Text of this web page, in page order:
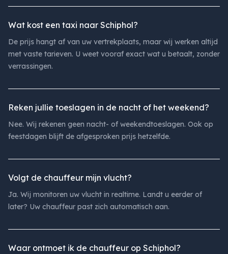
Wat kost een taxi naar Schiphol?
De prijs hangt af van uw vertrekplaats, maar wij werken altijd
met vaste tarieven. U weet vooraf exact wat u betaalt, zonder
verrassingen.
Reken jullie toeslagen in de nacht of het weekend?
Nee. Wij rekenen geen nacht- of weekendtoeslagen. Ook op
feestdagen blijft de afgesproken prijs hetzelfde.
Volgt de chauffeur mijn vlucht?
Ja. Wij monitoren uw vlucht in realtime. Landt u eerder of
later? Uw chauffeur past zich automatisch aan.
Waar ontmoet ik de chauffeur op Schiphol?